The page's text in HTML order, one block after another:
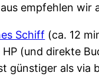
empfehlen wir
Schiff (ca. 12
HP (und direkte
günstiger als via